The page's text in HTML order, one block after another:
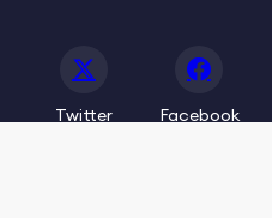
Twitter Facebook